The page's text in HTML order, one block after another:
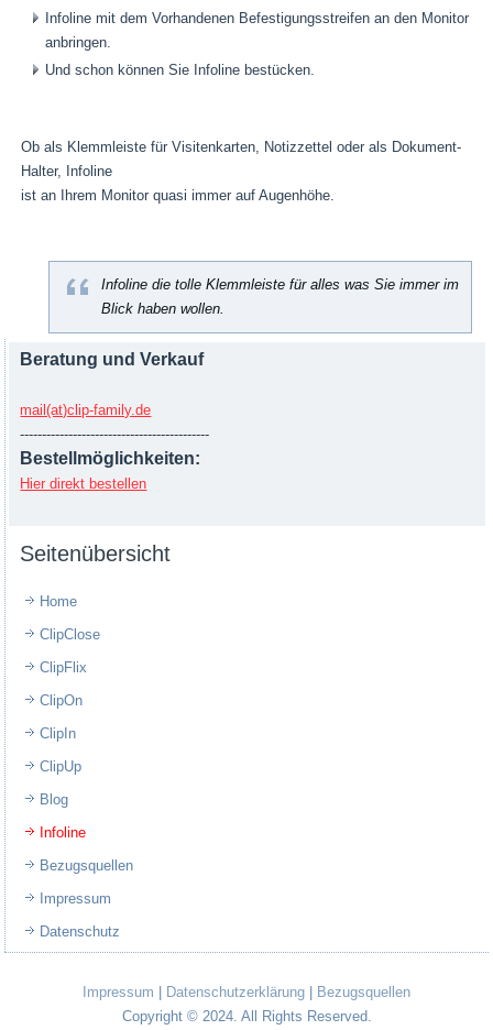
Infoline mit dem Vorhandenen Befestigungsstreifen an den Monitor
anbringen.
Und schon können Sie Infoline bestücken.
Ob als Klemmleiste für Visitenkarten, Notizzettel oder als Dokument-
Halter, Infoline
ist an Ihrem Monitor quasi immer auf Augenhöhe.
Infoline die tolle Klemmleiste für alles was Sie immer im
Blick haben wollen.
Beratung und Verkauf
mail(at)clip-family.de
-------------------------------------------
Bestellmöglichkeiten:
Hier direkt bestellen
Seitenübersicht
Home
ClipClose
ClipFlix
ClipOn
ClipIn
ClipUp
Blog
Infoline
Bezugsquellen
Impressum
Datenschutz
Impressum Datenschutzerklärung
Bezugsquellen
Copyright © 2024. All Rights Reserved.